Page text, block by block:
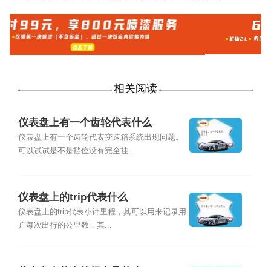
相关阅读
仪表盘上有一个齿轮代表什么
仪表盘上有一个齿轮代表变速箱系统出现问题。
可以试试是不是挡位没有完全挂...
仪表盘上的trip代表什么
仪表盘上的trip代表小计里程，其可以用来记录用
户每次出行的公里数，其...